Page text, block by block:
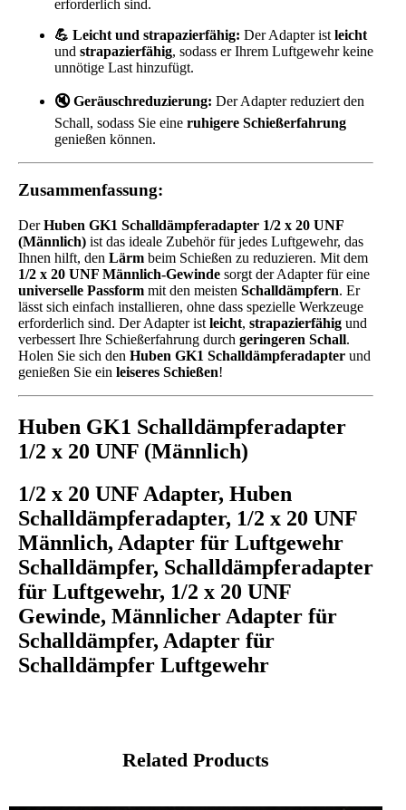
erforderlich sind.
💪 Leicht und strapazierfähig: Der Adapter ist leicht
und strapazierfähig, sodass er Ihrem Luftgewehr keine
unnötige Last hinzufügt.
🔇 Geräuschreduzierung: Der Adapter reduziert den
Schall, sodass Sie eine ruhigere Schießerfahrung
genießen können.
Zusammenfassung:
DerHuben GK1 Schalldämpferadapter 1/2 x 20 UNF
(Männlich) ist das ideale Zubehör für jedes Luftgewehr, das
Ihnen hilft, den Lärm beim Schießen zu reduzieren. Mit dem
1/2 x 20 UNF Männlich-Gewinde sorgt der Adapter für eine
universelle Passform mit den meisten Schalldämpfern. Er
lässt sich einfach installieren, ohne dass spezielle Werkzeuge
erforderlich sind. Der Adapter ist leicht, strapazierfähig und
verbessert Ihre Schießerfahrung durch geringeren Schall.
Holen Sie sich den Huben GK1 Schalldämpferadapter und
genießen Sie ein leiseres Schießen!
Huben GK1 Schalldämpferadapter
1/2 x 20 UNF (Männlich)
1/2 x 20 UNF Adapter, Huben
Schalldämpferadapter, 1/2 x 20 UNF
Männlich, Adapter für Luftgewehr
Schalldämpfer, Schalldämpferadapter
für Luftgewehr, 1/2 x 20 UNF
Gewinde, Männlicher Adapter für
Schalldämpfer, Adapter für
Schalldämpfer Luftgewehr
Related Products